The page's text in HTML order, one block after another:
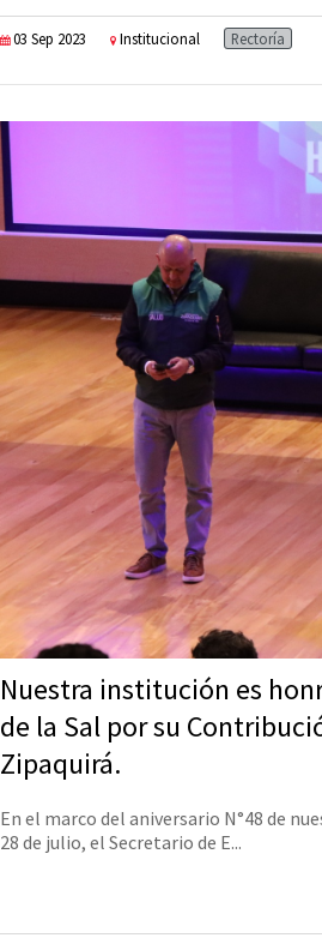
03 Sep 2023 Institucional Rectoría
Nuestra institución es
de la Sal por su
Zipaquirá.
En el marco del aniversario N°48 de
28 de julio, el Secretario de E...